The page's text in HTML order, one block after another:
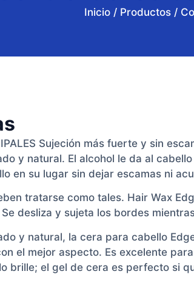
Inicio/ Productos/
Sujeción más fuerte y sin
y natural. El alcohol le da al
en su lugar sin dejar escamas ni
tratarse como tales. Hair Wax
desliza y sujeta los bordes
y natural, la cera para cabello
el mejor aspecto. Es excelente
brille; el gel de cera es perfecto si